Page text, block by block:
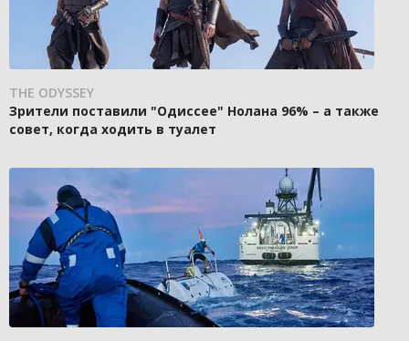
THE ODYSSEY
Зрители поставили "Одиссее" Нолана 96% – а также
совет, когда ходить в туалет